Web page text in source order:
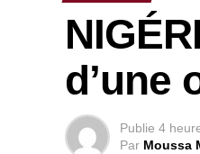
d’une
Publie 4
Par Moussa